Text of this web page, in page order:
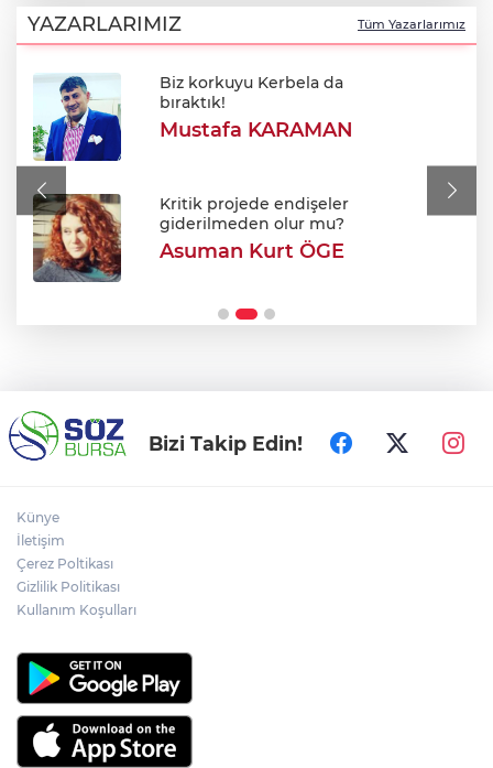
Operasyonu!
Oto Kilit Dükkanında Sır Ölüm: Biri
Otomobilde İki Genç Ölü Bulundu!
Aziz Yıldırım’ın kızına yönelik paylaşım
YAZARLARIMIZ Tüm Yazarlarımız
Biz korkuyu Kerbela da
bıraktık!
Mustafa KARAMAN
Kritik projede endişeler
giderilmeden olur mu?
Asuman Kurt ÖGE
Bizi Takip Edin!
Künye
İletişim
Çerez Poltikası
Gizlilik Politikası
Kullanım Koşulları